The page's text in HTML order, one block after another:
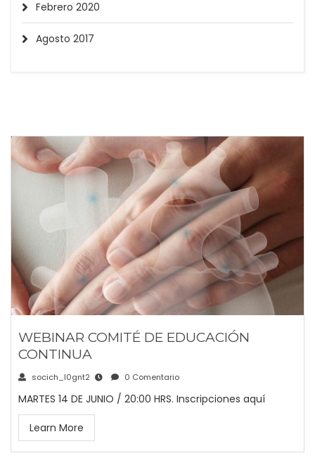
Febrero 2020
Agosto 2017
WEBINAR COMITÉ DE EDUCACIÓN
CONTINUA
socich_l0gnt2 0 Comentario
MARTES 14 DE JUNIO / 20:00 HRS. Inscripciones aquí
Learn More